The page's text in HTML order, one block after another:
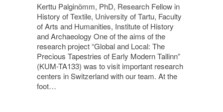
Kerttu Palginõmm, PhD, Research Fellow in
History of Textile, University of Tartu, Faculty
of Arts and Humanities, Institute of History
and Archaeology One of the aims of the
research project “Global and Local: The
Precious Tapestries of Early Modern Tallinn”
(KUM-TA133) was to visit important research
centers in Switzerland with our team. At the
foot…